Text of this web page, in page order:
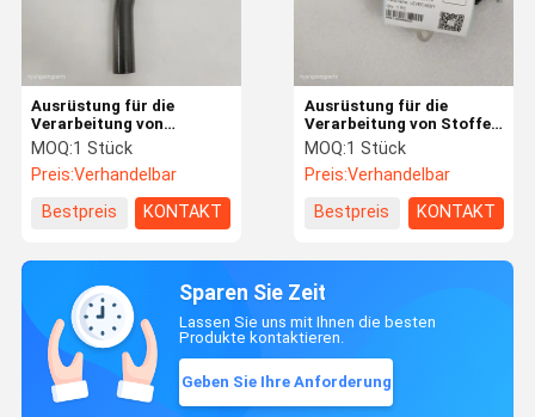
Ausrüstung für die
Verarbeitung von
Schmelzkörpern und
Schmelzkörpern
MOQ:1 Stück
Preis:Verhandelbar
Bestpreis
KONTAKT
Ausrüstung für die
Verarbeitung von Stoffen
und Stoffen,
einschließlich der
Verarbeitung von Stoffen
MOQ:1 Stück
Preis:Verhandelbar
Bestpreis
KONTAKT
Sparen Sie Zeit
Lassen Sie uns mit Ihnen die besten
Produkte kontaktieren.
Geben Sie Ihre Anforderung